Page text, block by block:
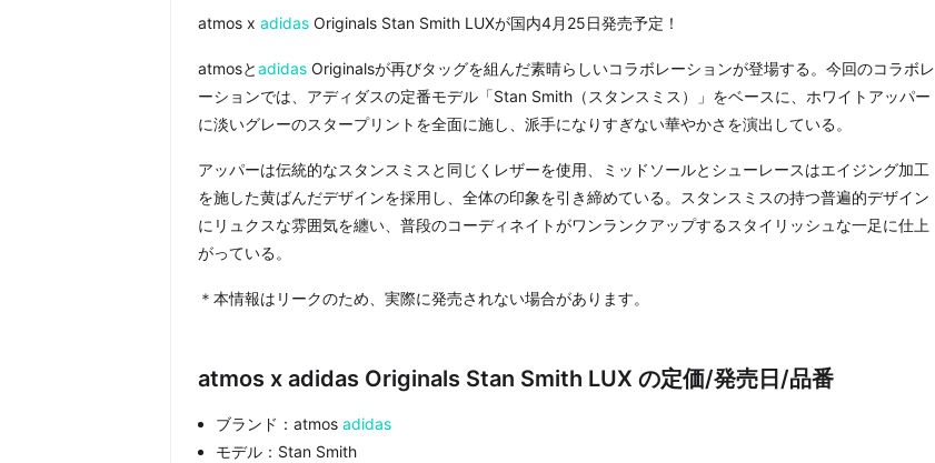
atmos x adidasOriginals Stan Smith LUXが国内4月25日発売予定！
atmosとadidasOriginalsが再びタッグを組んだ素晴らしいコラボレーションが登場する。今回のコラボレ
ーションでは、アディダスの定番モデル「Stan Smith（スタンスミス）」をベースに、ホワイトアッパー
に淡いグレーのスタープリントを全面に施し、派手になりすぎない華やかさを演出している。
アッパーは伝統的なスタンスミスと同じくレザーを使用、ミッドソールとシューレースはエイジング加工
を施した黄ばんだデザインを採用し、全体の印象を引き締めている。スタンスミスの持つ普遍的デザイン
にリュクスな雰囲気を纏い、普段のコーディネイトがワンランクアップするスタイリッシュな一足に仕上
がっている。
＊本情報はリークのため、実際に発売されない場合があります。
atmos x adidas Originals Stan Smith LUX の定価/発売日/品番
ブランド：atmos adidas
モデル：Stan Smith